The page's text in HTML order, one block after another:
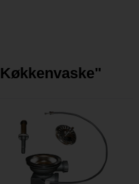
Køkkenvaske"